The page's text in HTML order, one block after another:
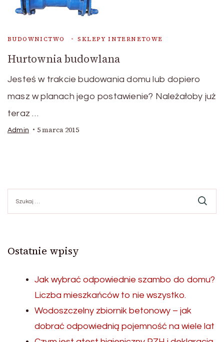
BUDOWNICTWO SKLEPY INTERNETOWE
Hurtownia budowlana
Jesteś w trakcie budowania domu lub dopiero
masz w planach jego postawienie? Należałoby już
teraz …
Admin 5 marca 2015
Ostatnie wpisy
Jak wybrać odpowiednie szambo do domu?
Liczba mieszkańców to nie wszystko.
Wodoszczelny zbiornik betonowy – jak
dobrać odpowiednią pojemność na wiele lat